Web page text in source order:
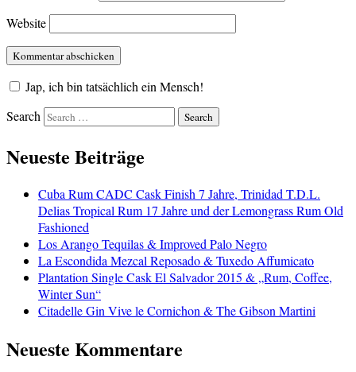
Website
Jap, ich bin tatsächlich ein Mensch!
Search
Neueste Beiträge
Cuba Rum CADC Cask Finish 7 Jahre, Trinidad T.D.L.
Delias Tropical Rum 17 Jahre und der Lemongrass Rum Old
Fashioned
Los Arango Tequilas & Improved Palo Negro
La Escondida Mezcal Reposado & Tuxedo Affumicato
Plantation Single Cask El Salvador 2015 & „Rum, Coffee,
Winter Sun“
Citadelle Gin Vive le Cornichon & The Gibson Martini
Neueste Kommentare